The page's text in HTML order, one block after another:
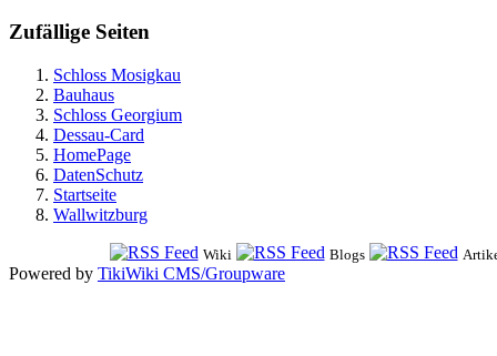
Zufällige Seiten
Schloss Mosigkau
Bauhaus
Schloss Georgium
Dessau-Card
HomePage
DatenSchutz
Startseite
Wallwitzburg
Wiki Blogs
Powered by TikiWiki CMS/Groupware